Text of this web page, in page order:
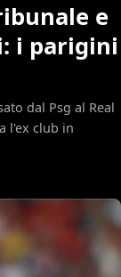
e
i parigini
dal Psg al Real
l'ex club in